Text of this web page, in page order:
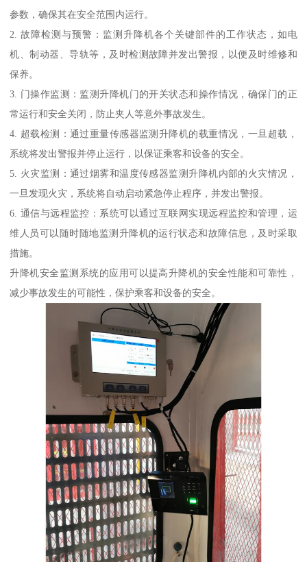
参数，确保其在安全范围内运行。
2. 故障检测与预警：监测升降机各个关键部件的工作状态，如电
机、制动器、导轨等，及时检测故障并发出警报，以便及时维修和
保养。
3. 门操作监测：监测升降机门的开关状态和操作情况，确保门的正
常运行和安全关闭，防止夹人等意外事故发生。
4. 超载检测：通过重量传感器监测升降机的载重情况，一旦超载，
系统将发出警报并停止运行，以保证乘客和设备的安全。
5. 火灾监测：通过烟雾和温度传感器监测升降机内部的火灾情况，
一旦发现火灾，系统将自动启动紧急停止程序，并发出警报。
6. 通信与远程监控：系统可以通过互联网实现远程监控和管理，运
维人员可以随时随地监测升降机的运行状态和故障信息，及时采取
措施。
升降机安全监测系统的应用可以提高升降机的安全性能和可靠性，
减少事故发生的可能性，保护乘客和设备的安全。